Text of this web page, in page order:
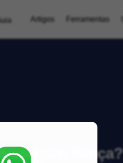
Artigos Ferramentas
seguro fiança?